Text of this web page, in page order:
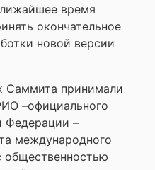
время
окончательное
новой версии
Саммита принимали
–официального
Федерации –
международного
общественностью